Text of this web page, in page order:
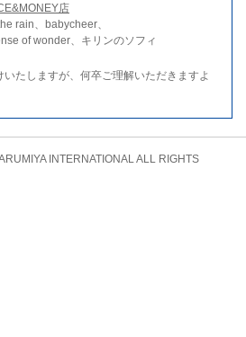
店
rain、babycheer、
of wonder、キリンのソフィ
たしますが、何卒ご理解いただきますよ